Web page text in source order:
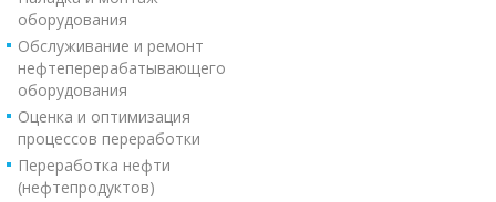
оборудования
Обслуживание и ремонт
нефтеперерабатывающего
оборудования
Оценка и оптимизация
процессов переработки
Переработка нефти
(нефтепродуктов)